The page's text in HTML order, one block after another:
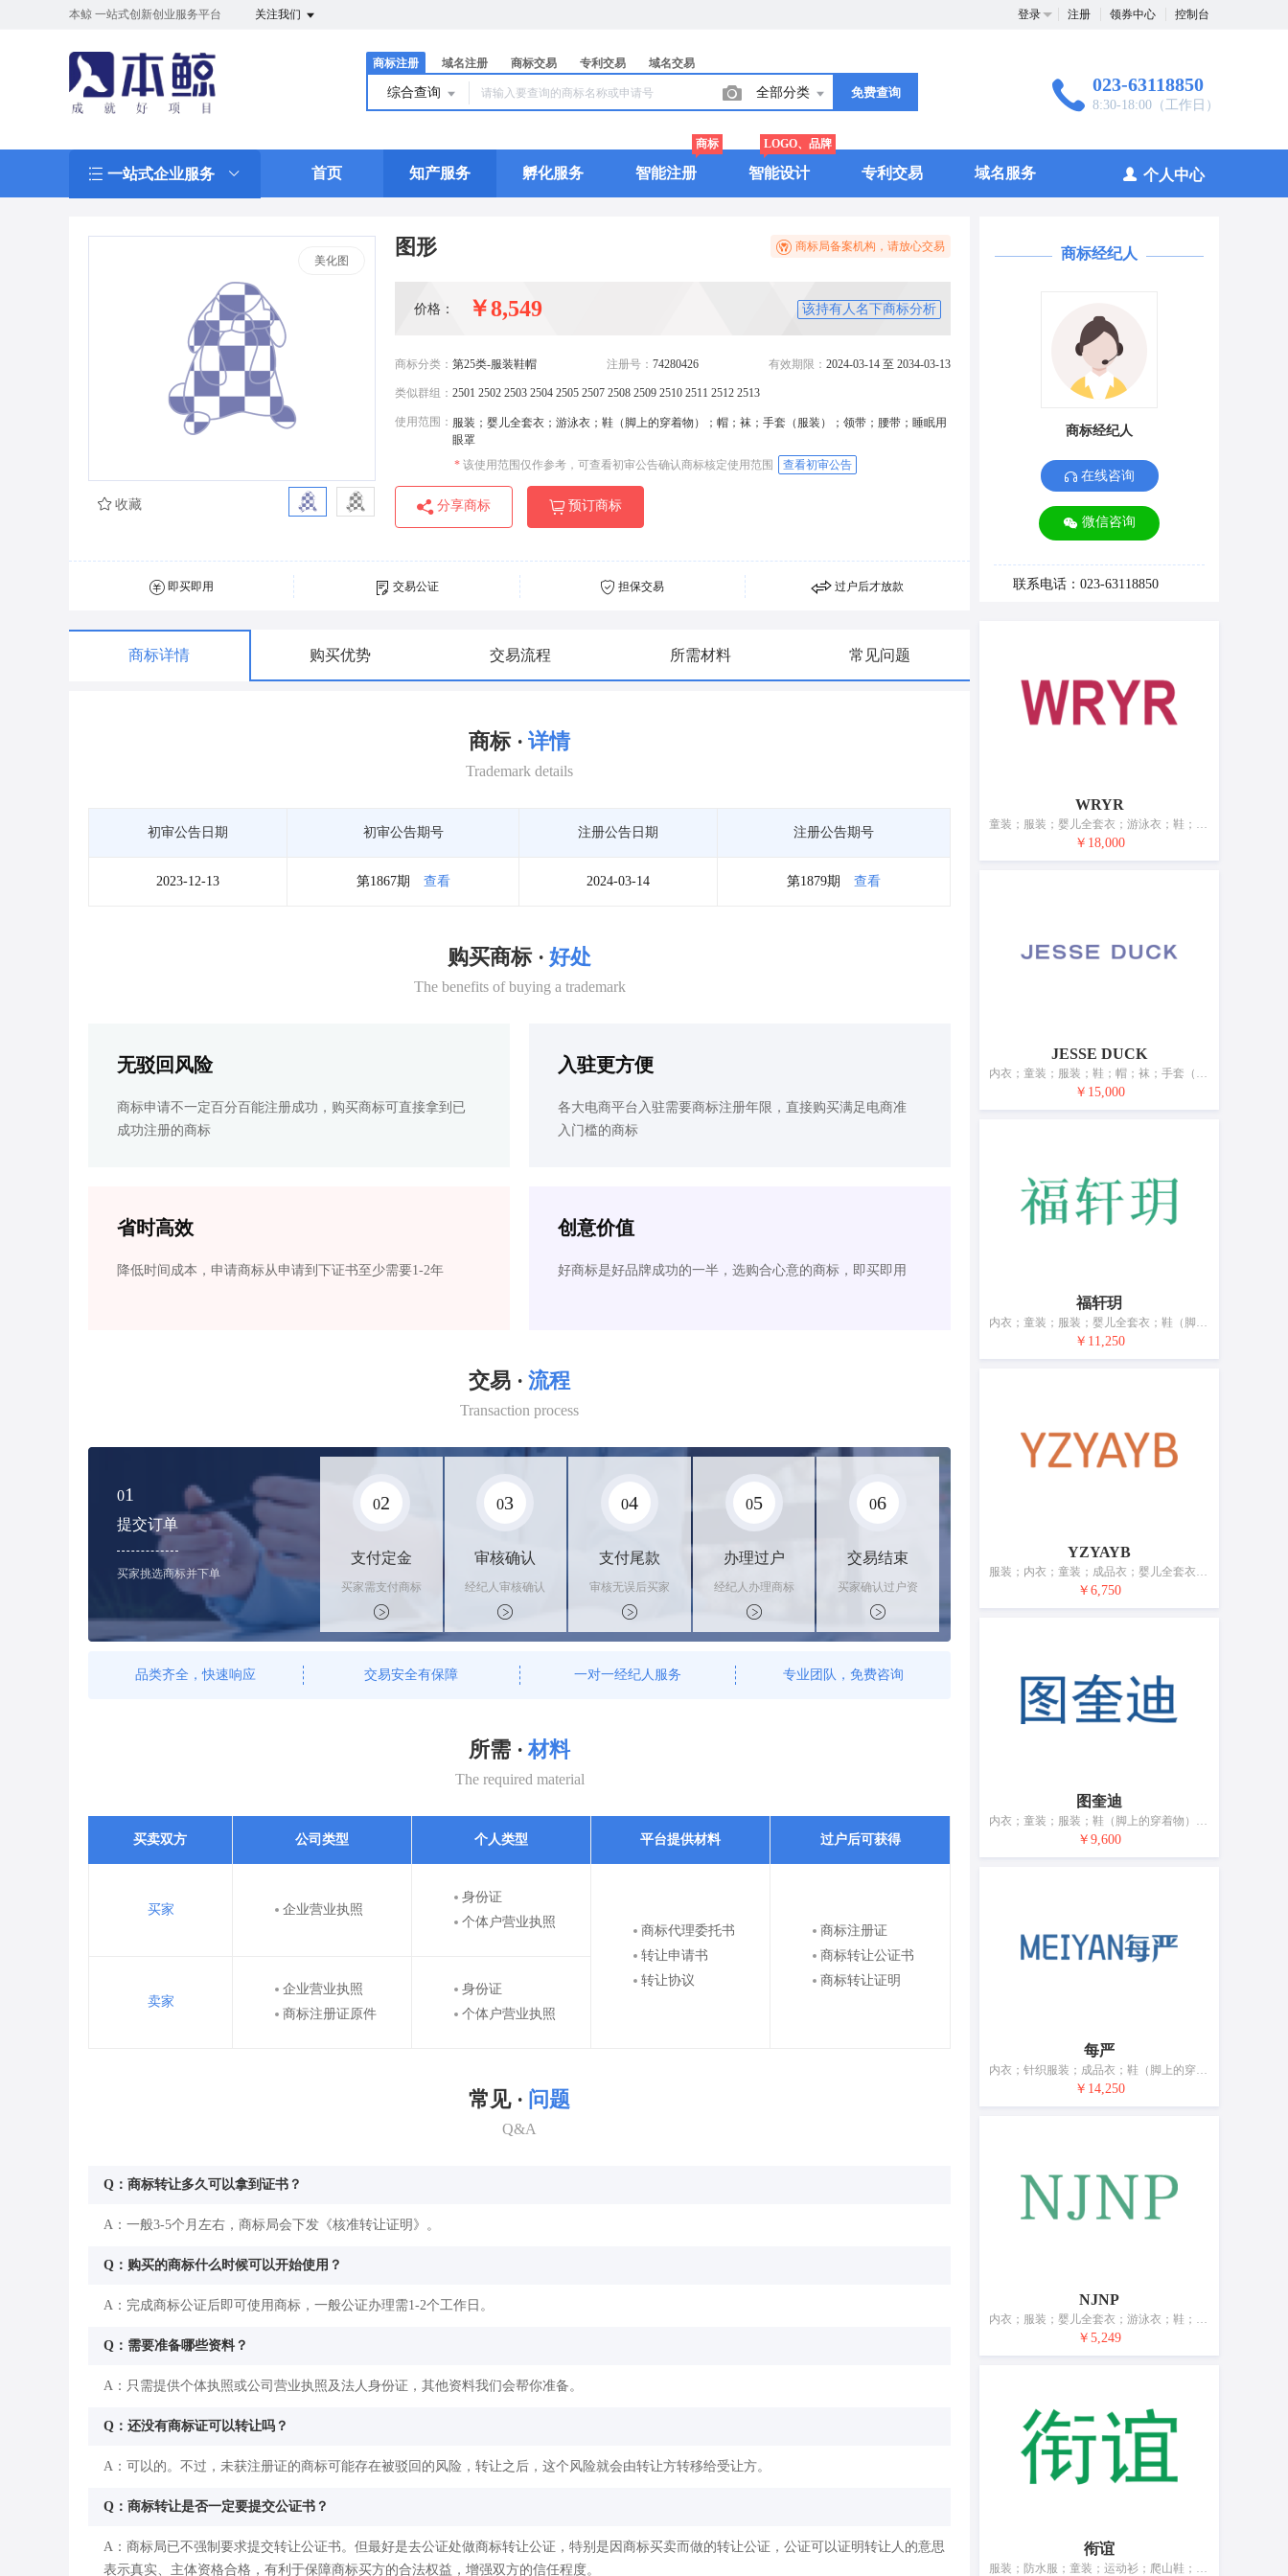
本鲸 一站式创新创业服务平台 关注我们 登录 注册 领券中心 控制台
商标注册 域名注册 商标交易 专利交易 域名交易
综合查询 全部分类 免费查询 023-63118850
8:30-18:00（工作日）
一站式企业服务 首页 知产服务 孵化服务 智能注册
商标
智能设计
LOGO、品牌
专利交易 域名服务 个人中心
美化图
图形 商标局备案机构，请放心交易
价格： ￥8,549 该持有人名下商标分析
商标分类： 第25类-服装鞋帽 注册号： 74280426 有效期限： 2024-03-14 至 2034-03-13
类似群组： 2501 2502 2503 2504 2505 2507 2508 2509 2510 2511 2512 2513
使用范围： 服装；婴儿全套衣；游泳衣；鞋（脚上的穿着物）；帽；袜；手套（服装）；领带；腰带；睡眠用
眼罩
* 该使用范围仅作参考，可查看初审公告确认商标核定使用范围 查看初审公告
分享商标 预订商标
收藏
即买即用 交易公证 担保交易 过户后才放款
商标详情 购买优势 交易流程 所需材料 常见问题
商标 · 详情
Trademark details
初审公告日期 初审公告期号 注册公告日期 注册公告期号
2023-12-13 第1867期 查看 2024-03-14 第1879期 查看
购买商标 · 好处
The benefits of buying a trademark
无驳回风险
商标申请不一定百分百能注册成功，购买商标可直接拿到已
成功注册的商标
入驻更方便
各大电商平台入驻需要商标注册年限，直接购买满足电商准
入门槛的商标
省时高效
降低时间成本，申请商标从申请到下证书至少需要1-2年
创意价值
好商标是好品牌成功的一半，选购合心意的商标，即买即用
交易 · 流程
Transaction process
01
提交订单
买家挑选商标并下单
02
支付定金
买家需支付商标
标价的10%的购
买订金
03
审核确认
经纪人审核确认
商标状态
04
支付尾款
审核无误后买家
支付尾款，卖家
办理相关手续
05
办理过户
经纪人办理商标
转让手续，交付
相关证书
06
交易结束
买家确认过户资
料后，平台解冻
资金支付卖家
品类齐全，快速响应 交易安全有保障 一对一经纪人服务 专业团队，免费咨询
所需 · 材料
The required material
买卖双方 公司类型 个人类型 平台提供材料 过户后可获得
买家 企业营业执照
身份证
个体户营业执照
商标代理委托书
转让申请书
转让协议
商标注册证
商标转让公证书
商标转让证明
卖家
企业营业执照
商标注册证原件
身份证
个体户营业执照
常见 · 问题
Q&A
Q：商标转让多久可以拿到证书？
A：一般3-5个月左右，商标局会下发《核准转让证明》。
Q：购买的商标什么时候可以开始使用？
A：完成商标公证后即可使用商标，一般公证办理需1-2个工作日。
Q：需要准备哪些资料？
A：只需提供个体执照或公司营业执照及法人身份证，其他资料我们会帮你准备。
Q：还没有商标证可以转让吗？
A：可以的。不过，未获注册证的商标可能存在被驳回的风险，转让之后，这个风险就会由转让方转移给受让方。
Q：商标转让是否一定要提交公证书？
A：商标局已不强制要求提交转让公证书。但最好是去公证处做商标转让公证，特别是因商标买卖而做的转让公证，公证可以证明转让人的意思
表示真实、主体资格合格，有利于保障商标买方的合法权益，增强双方的信任程度。
商标经纪人
商标经纪人
在线咨询
微信咨询
联系电话：023-63118850
WRYR
童装；服装；婴儿全套衣；游泳衣；鞋；帽；袜；手套（服装）；围巾；腰带
￥18,000
JESSE DUCK
内衣；童装；服装；鞋；帽；袜；手套（服装）；围巾；皮带（服饰用）；睡眠用眼罩
￥15,000
福轩玥
内衣；童装；服装；婴儿全套衣；鞋（脚上的穿着物）；帽；袜；手套（服装）；围巾；服装带（衣服）
￥11,250
YZYAYB
服装；内衣；童装；成品衣；婴儿全套衣；鞋；帽子；袜；手套（服装）；围巾
￥6,750
图奎迪
内衣；童装；服装；鞋（脚上的穿着物）；帽；袜；手套（服装）；围巾；腰带；婚纱
￥9,600
每严
内衣；针织服装；成品衣；鞋（脚上的穿着物）；帽；袜；围巾；皮带（服饰用）
￥14,250
NJNP
内衣；服装；婴儿全套衣；游泳衣；鞋；帽；袜；手套（服装）；围巾；腰带
￥5,249
衔谊
服装；防水服；童装；运动衫；爬山鞋；鞋；帽；袜；手套（服装）；皮带（服饰用）